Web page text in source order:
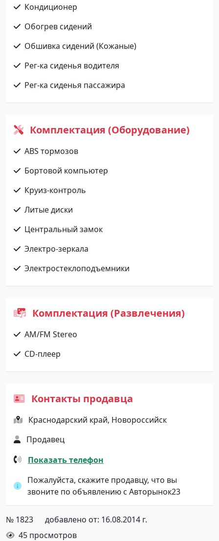
Кондиционер
Обогрев сидений
Обшивка сидений (Кожаные)
Рег-ка сиденья водителя
Рег-ка сиденья пассажира
Комплектация (Оборудование)
ABS тормозов
Бортовой компьютер
Круиз-контроль
Литые диски
Центральный замок
Электро-зеркала
Электростеклоподъемники
Комплектация (Развлечения)
AM/FM Stereo
CD-плеер
Контакты продавца
Краснодарский край, Новороссийск
Продавец
Показать телефон
Пожалуйста, скажите продавцу, что вы
звоните по объявлению с Авторынок23
№ 1823
добавлено от: 16.08.2014 г.
45 просмотров